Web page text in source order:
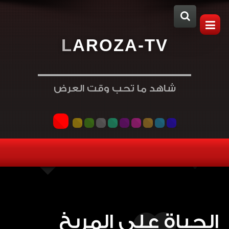
LAROZA-TV
شاهد ما تحب وقت العرض
الحياة على المريخ